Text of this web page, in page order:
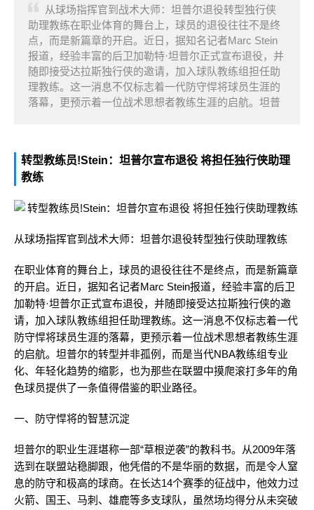
从球场指挥官到战术大师：坦普尔退役转型独行侠
助理教练在职业体育的舞台上，球员的退役往往不是终
点，而是新篇章的开启。近日，据知名记者Marc Stein
报道，经验丰富的后卫加勒特·坦普尔正式宣布退役，并
随即接受达拉斯独行侠的邀请，加入球队教练组担任助
理教练。这一消息不仅标志着一代防守悍将球员生涯的
落幕，更预示着一位战术思想者教练生涯的启航。坦普
转型教练员!Stein：坦普尔宣布退役 将担任独行侠助理
教练
从球场指挥官到战术大师：坦普尔退役转型独行侠助理教练
在职业体育的舞台上，球员的退役往往不是终点，而是新篇章
的开启。近日，据知名记者Marc Stein报道，经验丰富的后卫
加勒特·坦普尔正式宣布退役，并随即接受达拉斯独行侠的邀
请，加入球队教练组担任助理教练。这一消息不仅标志着一代
防守悍将球员生涯的落幕，更预示着一位战术思想者教练生涯
的启航。坦普尔的转型并非孤例，而是当代NBA教练组专业
化、年轻化趋势的缩影，也为那些在联盟中摸爬滚打多年的角
色球员提供了一条值得借鉴的职业路径。
一、防守悍将的智慧沉淀
坦普尔的职业生涯堪称一部“草根逆袭”的教科书。从2009年落
选到在联盟站稳脚跟，他凭借的不是华丽的数据，而是令人窒
息的防守和极高的球商。在长达14个赛季的征战中，他效力过
火箭、国王、马刺、雄鹿等多支球队，虽然场均得分从未突破